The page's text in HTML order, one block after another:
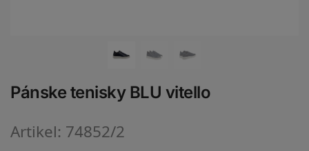
Pánske tenisky BLU vitello
Artikel: 74852/2